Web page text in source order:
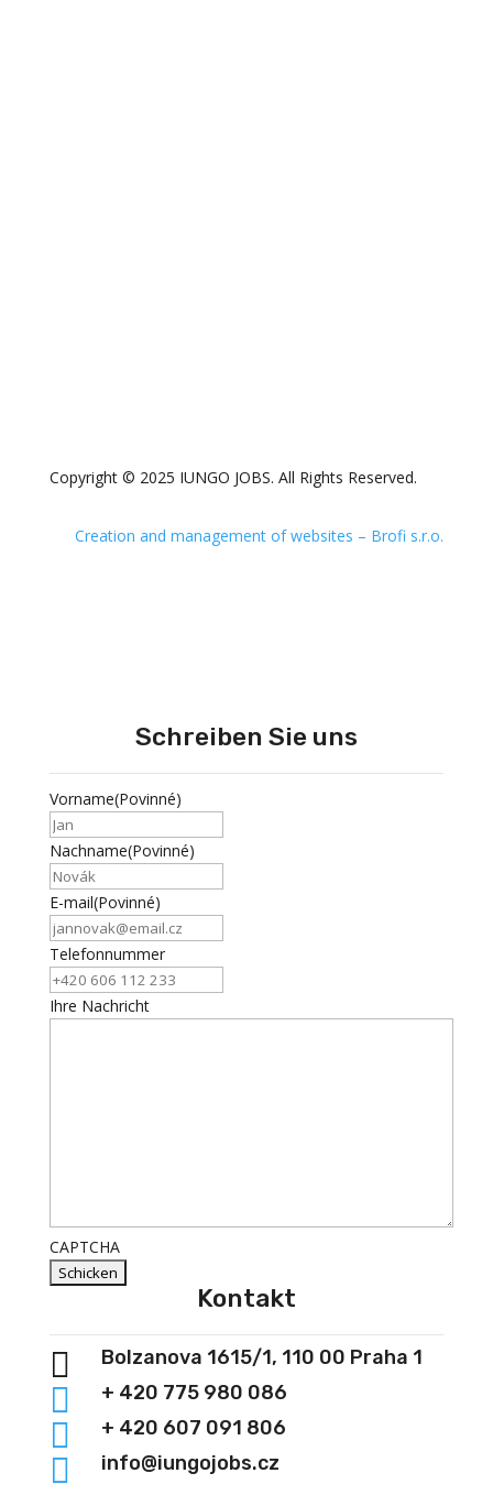
Copyright © 2025 IUNGO JOBS. All Rights Reserved.
Creation and management of websites – Brofi s.r.o.
Schreiben Sie uns
Vorname(Povinné)
Nachname(Povinné)
E-mail(Povinné)
Telefonnummer
Ihre Nachricht
CAPTCHA
Kontakt
 Bolzanova 1615/1, 110 00 Praha 1
 + 420 775 980 086
 + 420 607 091 806
 info@iungojobs.cz